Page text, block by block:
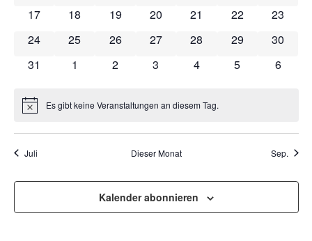
0 Veranstaltungen
17 0 Veranstaltungen
18 0 Veranstaltungen
19 0 Veranstaltungen
20 0 Veranstaltungen
21 0
22 0
23
0 Veranstaltungen
24 0 Veranstaltungen
25 0 Veranstaltungen
26 0 Veranstaltungen
27 0 Veranstaltungen
28 0
29 0
30
0 Veranstaltungen
31 0 Veranstaltungen
1 0 Veranstaltungen
2 0 Veranstaltungen
3 0 Veranstaltungen
4 0
5 0
6
HinweisEs gibt keine Veranstaltungen an diesem Tag.
Juli Dieser Monat Sep.
Kalender abonnieren